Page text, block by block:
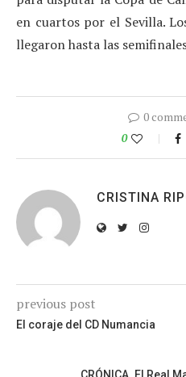
en cuartos por el Sevilla.
llegaron hasta las
0
0
CRISTINA
previous post
El coraje del CD Numancia
CRÓNICA. El Real